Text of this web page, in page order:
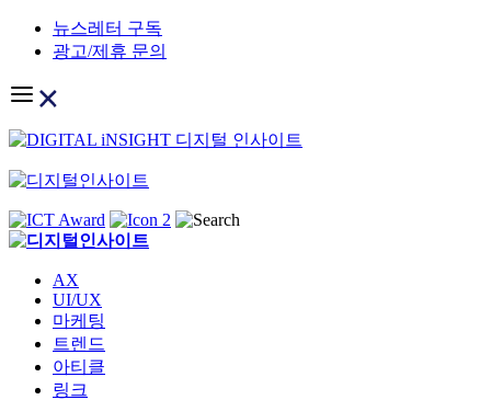
Skip
content
뉴스레터 구독
광고/제휴 문의
AX
UI/UX
마케팅
트렌드
아티클
링크